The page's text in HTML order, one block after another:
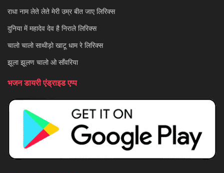
राधा नाम लेते लेते मेरी उम्र बीत जाए लिरिक्स
दुनिया में महादेव देव है निराले लिरिक्स
चालो चालो साथीड़ो खाटू धाम रे लिरिक्स
झूला झूलण चालो ओ साँवरिया
भजन डायरी एंड्राइड एप्प